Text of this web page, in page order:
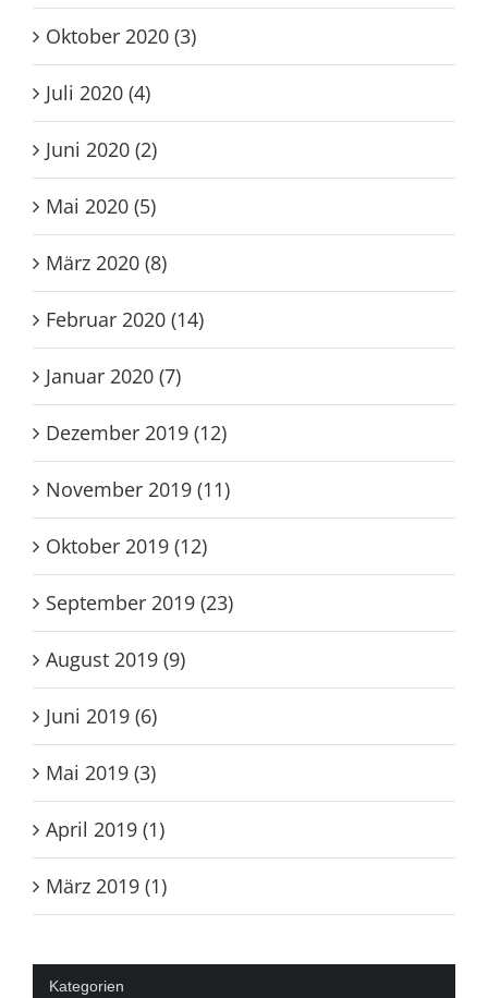
Oktober 2020 (3)
Juli 2020 (4)
Juni 2020 (2)
Mai 2020 (5)
März 2020 (8)
Februar 2020 (14)
Januar 2020 (7)
Dezember 2019 (12)
November 2019 (11)
Oktober 2019 (12)
September 2019 (23)
August 2019 (9)
Juni 2019 (6)
Mai 2019 (3)
April 2019 (1)
März 2019 (1)
Kategorien